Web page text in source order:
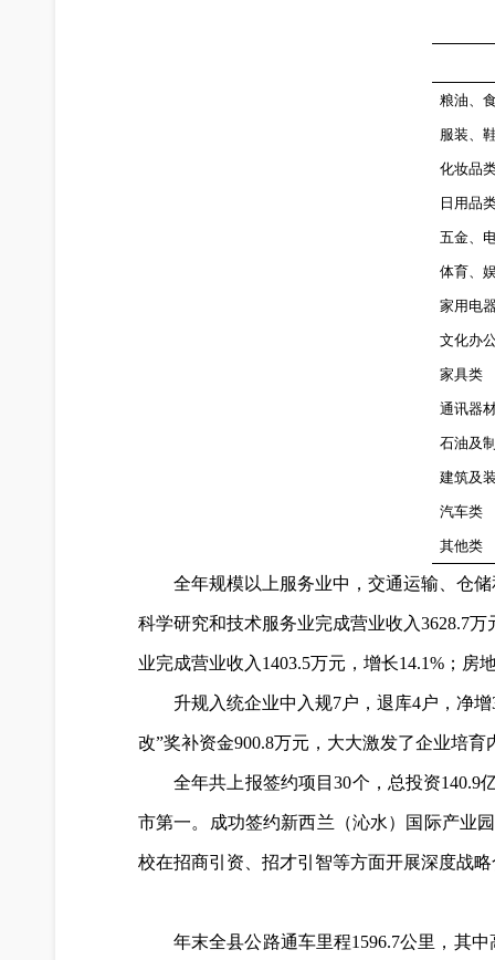
粮油、
服装、
化妆品
日用品
五金、
体育、
家用电
文化办
家具类
通讯器
石油及
建筑及
汽车类
其他类
全年规模以上服务业中，交通运输、仓
科学研究和技术服务业完成营业收入3628.7
业完成营业收入1403.5万元，增长14.1%；房
升规入统企业中入规7户，退库4户，净
改”奖补资金900.8万元，大大激发了企业培育
全年共上报签约项目30个，总投资140.9
市第一。成功签约新西兰（沁水）国际产业
校在招商引资、招才引智等方面开展深度战
年末全县公路通车里程1596.7公里，其